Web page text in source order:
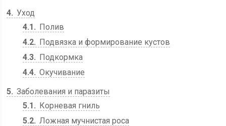
4 Уход
4.1
Полив
4.2
Подвязка и формирование кустов
4.3
Подкормка
4.4 Окучивание
5 Заболевания и паразиты
5.1
Корневая гниль
5.2 Ложная мучнистая роса